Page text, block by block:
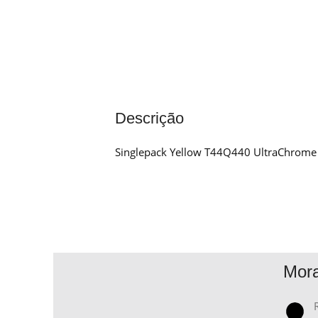
Descrição
Singlepack Yellow T44Q440